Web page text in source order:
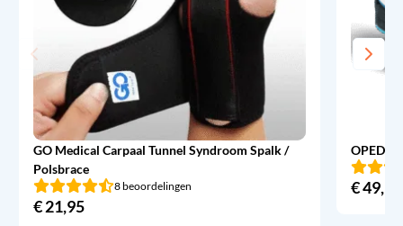
GO Medical Carpaal Tunnel Syndroom Spalk /
Polsbrace
8 beoordelingen
€21,95
OPED
€49,95